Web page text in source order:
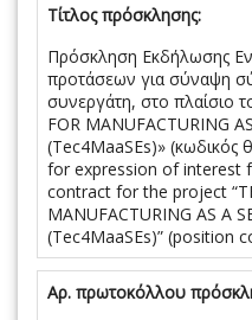
Τίτλος πρόσκλησης:
Πρόσκληση Εκδήλωσης
προτάσεων για σύναψη
συνεργάτη, στο πλαίσιο
FOR MANUFACTURING
(Tec4MaaSEs)» (κωδικός
for expression of interest
contract for the project
MANUFACTURING AS A
(Tec4MaaSEs)” (position
Αρ. πρωτοκόλλου